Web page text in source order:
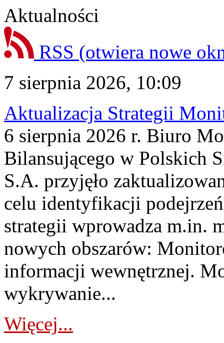
Aktualności
RSS (otwiera nowe
7 sierpnia 2026, 10:09
Aktualizacja Strategii
6 sierpnia 2026 r. Biuro
Bilansującego w Polskich
S.A. przyjęło
celu identyfikacji
strategii wprowadza m.in.
nowych obszarów:
informacji wewnętrznej.
wykrywanie...
Więcej...